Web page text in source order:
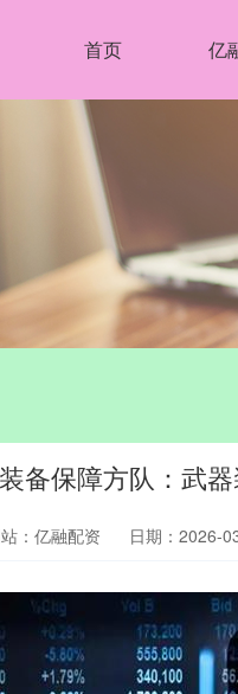
首页 亿
备保障方队：武器
：亿融配资 日期：2026-